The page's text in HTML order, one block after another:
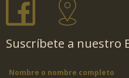
Suscríbete a nuestro
Nombre o nombre completo